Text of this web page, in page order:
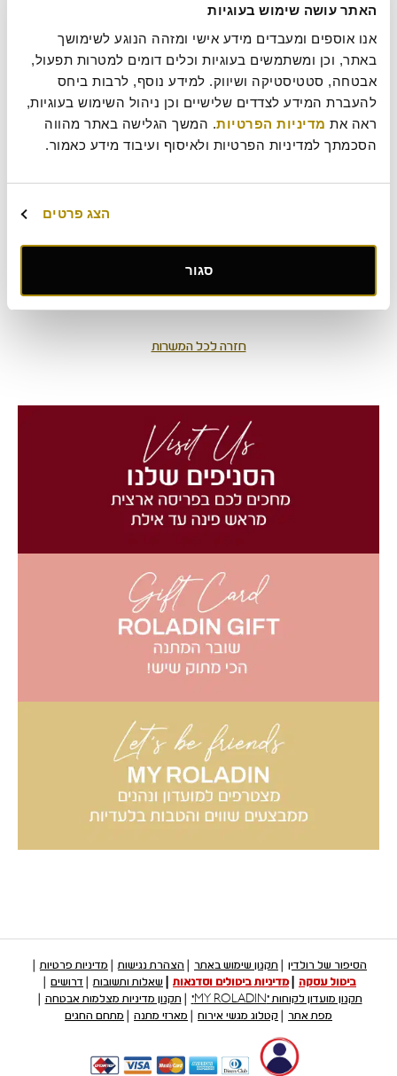
האתר עושה שימוש בעוגיות
ראה את מדיניות הפרטיות
הסכמתך למדיניות הפרטיות ולאיסוף ועיבוד מידע כאמור.
הצג פרטים
סגור
בעת שליחת טופס זה אני מאשר/ת כי קראתי את מדיניות
הפרטיותשל רולדין
עוד משהו נחמד שכדאי שנדע עלייך?
חזרה לכל המשרות
הסיפור של רולדין תקנון שימוש באתר הצהרת נגישות
מדיניות פרטיות
ביטול עסקה
מדיניות ביטולים וסדנאות שאלות ותשובות
דרושים
תקנון מועדון לקוחות "MY ROLADIN"
תקנון מדיניות מצלמות אבטחה
מפת אתר
קטלוג מגשי אירוח מארזי מתנה מתחם החגים